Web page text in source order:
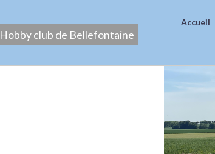
Hobby club de Bellefontaine
Accueil